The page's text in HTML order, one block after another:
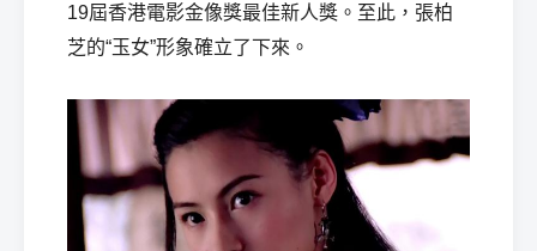
19屆香港電影金像獎最佳新人獎。至此，張柏
芝的“玉女”形象確立了下來。